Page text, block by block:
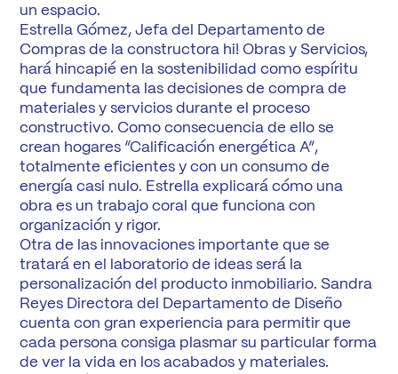
un espacio.
Estrella Gómez, Jefa del Departamento de
Compras de la constructora hi! Obras y Servicios,
hará hincapié en la sostenibilidad como espíritu
que fundamenta las decisiones de compra de
materiales y servicios durante el proceso
constructivo. Como consecuencia de ello se
crean hogares “Calificación energética A”,
totalmente eficientes y con un consumo de
energía casi nulo. Estrella explicará cómo una
obra es un trabajo coral que funciona con
organización y rigor.
Otra de las innovaciones importante que se
tratará en el laboratorio de ideas será la
personalización del producto inmobiliario. Sandra
Reyes Directora del Departamento de Diseño
cuenta con gran experiencia para permitir que
cada persona consiga plasmar su particular forma
de ver la vida en los acabados y materiales.